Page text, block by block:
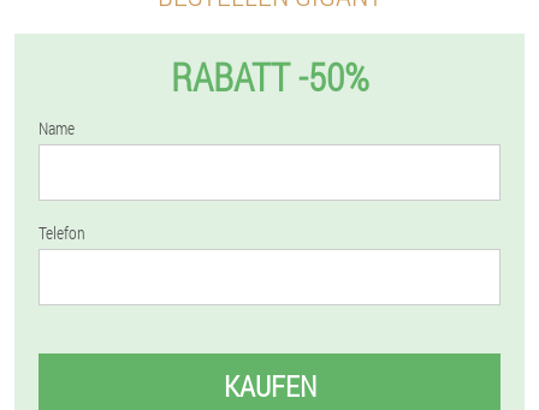
RABATT -50%
Name
Telefon
KAUFEN